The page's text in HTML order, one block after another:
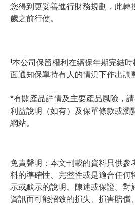
您得到更妥善進行財務規劃，此轉
歲之前行使。
1本公司保留權利在續保年期完結
面通知保單持有人的情況下作出調
*有關產品詳情及主要產品風險，請
利益說明（如有）及保單條款或瀏
網站。
免責聲明：本文刊載的資料只供參
料的準確性、完整性或是適合任何
示或默示的說明、陳述或保證。對
資訊而可能招致的損失、損害賠償